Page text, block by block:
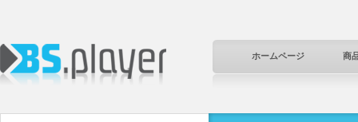
ホームページ 商